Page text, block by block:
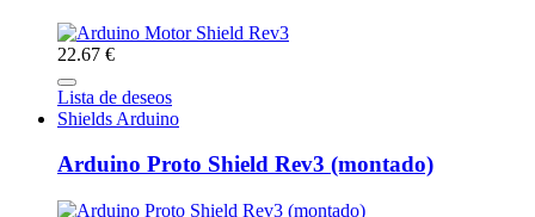
22.67 €
Lista de deseos
Shields Arduino
Arduino Proto Shield Rev3 (montado)